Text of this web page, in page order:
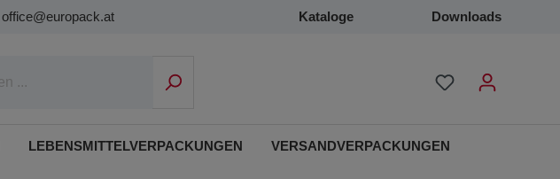
office@europack.at Kataloge Downloads
LEBENSMITTELVERPACKUNGEN VERSANDVERPACKUNGEN